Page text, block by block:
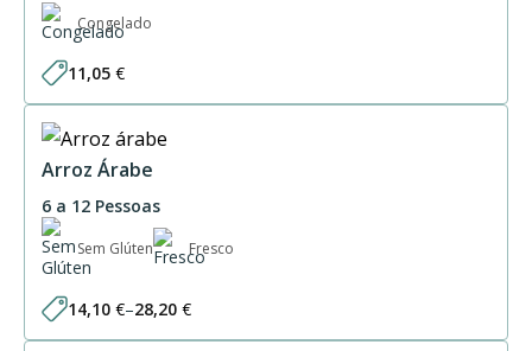
Congelado
11,05 €
Arroz Árabe
6 a 12 Pessoas
Sem Glúten Fresco
14,10 €–28,20 €
Price
range: